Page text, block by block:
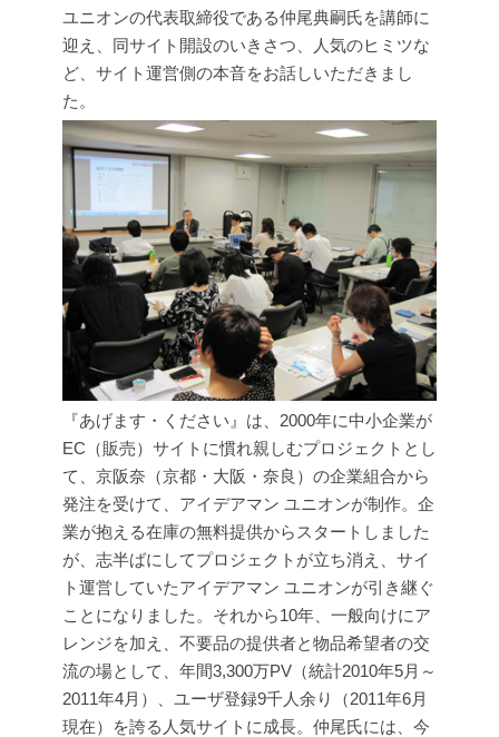
ユニオンの代表取締役である仲尾典嗣氏を講師に
迎え、同サイト開設のいきさつ、人気のヒミツな
ど、サイト運営側の本音をお話しいただきまし
た。
『あげます・ください』は、2000年に中小企業が
EC（販売）サイトに慣れ親しむプロジェクトとし
て、京阪奈（京都・大阪・奈良）の企業組合から
発注を受けて、アイデアマン ユニオンが制作。企
業が抱える在庫の無料提供からスタートしました
が、志半ばにしてプロジェクトが立ち消え、サイ
ト運営していたアイデアマン ユニオンが引き継ぐ
ことになりました。それから10年、一般向けにア
レンジを加え、不要品の提供者と物品希望者の交
流の場として、年間3,300万PV（統計2010年5月～
2011年4月）、ユーザ登録9千人余り（2011年6月
現在）を誇る人気サイトに成長。仲尾氏には、今